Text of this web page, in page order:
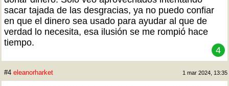
sacar tajada de las desgracias, ya no puedo confiar
en que el dinero sea usado para ayudar al que de
verdad lo necesita, esa ilusión se me rompió hace
tiempo.
4
#4 eleanorharket 1 mar 2024, 13:35